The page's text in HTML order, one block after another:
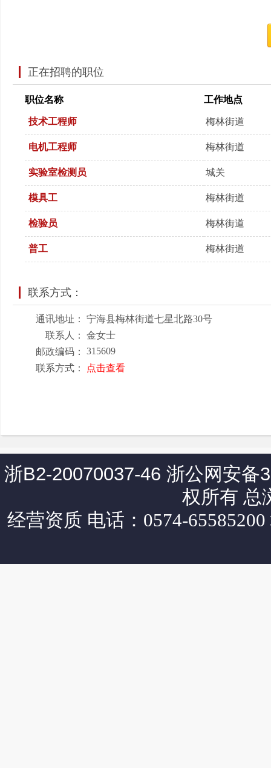
正在招聘的职位
职位名称 工作地点
技术工程师 梅林街道
电机工程师 梅林街道
实验室检测员 城关
模具工 梅林街道
检验员 梅林街道
普工 梅林街道
联系方式：
通讯地址：
宁海县梅林街道七星北路30号
联系人：
金女士
邮政编码：
315609
联系方式：
点击查看
浙B2-20070037-46 浙公网安备
权所有 总
经营资质 电话：0574-